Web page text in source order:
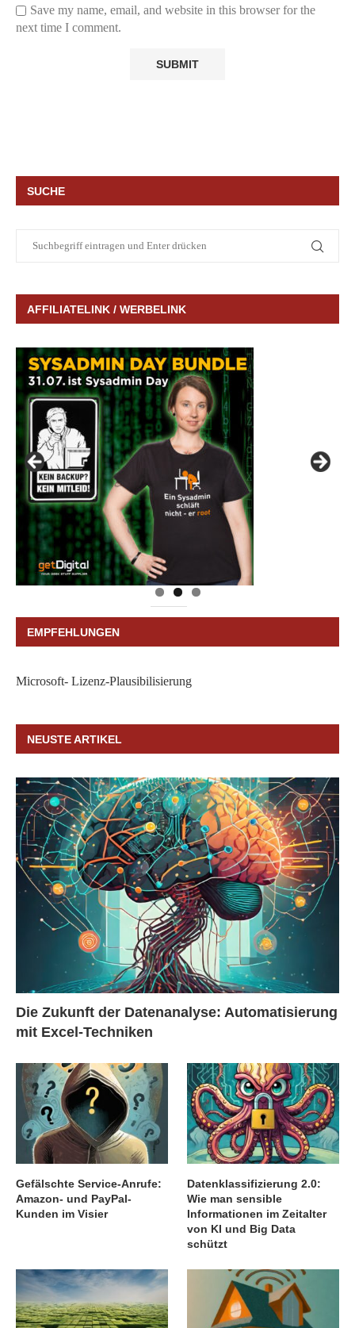
Save my name, email, and website in this browser for the
next time I comment.
SUCHE
AFFILIATELINK / WERBELINK
EMPFEHLUNGEN
Microsoft- Lizenz-Plausibilisierung
NEUSTE ARTIKEL
Die Zukunft der Datenanalyse: Automatisierung
mit Excel-Techniken
Gefälschte Service-Anrufe:
Amazon- und PayPal-
Kunden im Visier
Datenklassifizierung 2.0:
Wie man sensible
Informationen im Zeitalter
von KI und Big Data
schützt